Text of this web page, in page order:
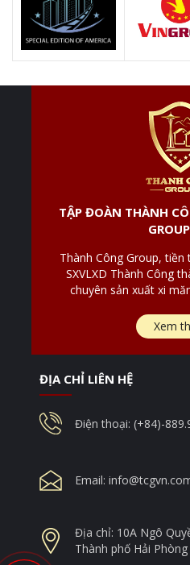
TẬP ĐOÀN THÀNH
Thành Công Group, tiền
SXVLXD Thành Công
chuyên sản xuất xi
Xem
ĐỊA CHỈ LIÊN HỆ
Điện thoại: (+84)-
Email:
Địa chỉ: 10A Ngô
Thành phố Hải Phòng